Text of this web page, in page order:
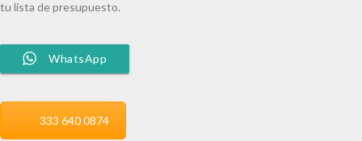
tu lista de presupuesto.
WhatsApp
333 640 0874